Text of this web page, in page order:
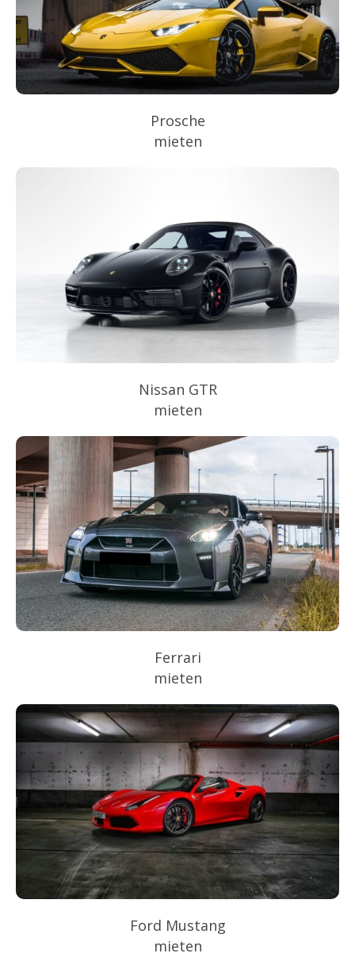
Prosche
mieten
Nissan GTR
mieten
Ferrari
mieten
Ford Mustang
mieten